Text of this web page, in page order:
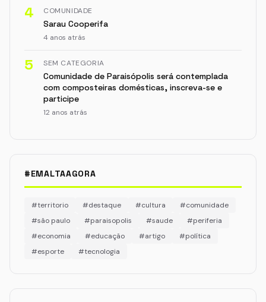
4 COMUNIDADE
Sarau Cooperifa
4 anos atrás
5 SEM CATEGORIA
Comunidade de Paraisópolis será contemplada
com composteiras domésticas, inscreva-se e
participe
12 anos atrás
#EMALTAAGORA
#territorio #destaque #cultura
#comunidade
#são paulo
#paraisopolis #saude
#periferia
#economia
#educação #artigo
#política
#esporte
#tecnologia